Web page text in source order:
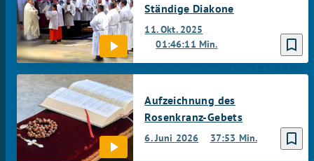
bookmark_border
11. Okt. 2025
01:46:11 Min.
Ständige Diakone
bookmark_border
6. Juni 2026 37:53 Min.
Aufzeichnung des
Rosenkranz-Gebets